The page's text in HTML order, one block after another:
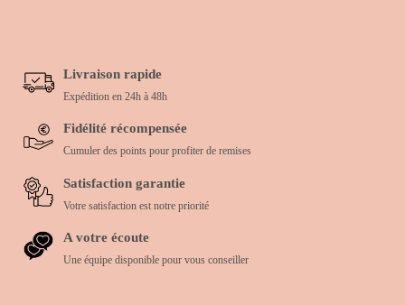
Livraison rapide
Expédition en 24h à 48h
Fidélité récompensée
Cumuler des points pour profiter de remises
Satisfaction garantie
Votre satisfaction est notre priorité
A votre écoute
Une équipe disponible pour vous conseiller